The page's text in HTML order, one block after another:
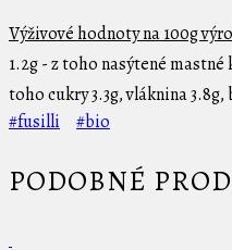
Výživové hodnoty na 100g
1.2g - z toho nasýtené mastné
toho cukry 3.3g, vláknina
#fusilli
#bio
PODOBNÉ